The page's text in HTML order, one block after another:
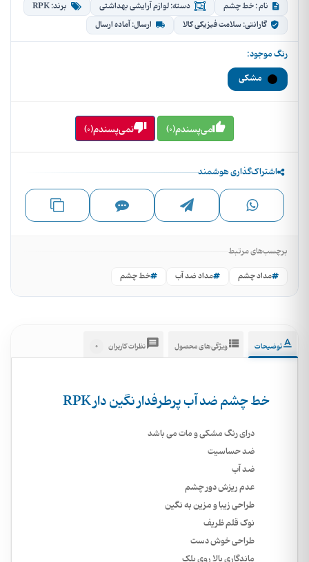
نام : خط چشم دسته: لوازم آرایشی بهداشتی
برند: RPK
گارانتی: سلامت فیزیکی کالا
ارسال: آماده ارسال
رنگ موجود:
مشکی
می‌پسندم(0) نمی‌پسندم(0)
اشتراک‌گذاری هوشمند
برچسب‌های مرتبط
مداد چشم
مداد ضد آب خط چشم
توضیحات ویژگی‌های محصول نظرات کاربران 0
خط چشم ضد آب پرطرفدار نگین دار RPK
درای رنگ مشکی و مات می باشد
ضد حساسیت
ضد آب
عدم ریزش دور چشم
طراحی زیبا و مزین به نگین
نوک قلم ظریف
طراحی خوش دست
ماندگاری بالا روی پلک